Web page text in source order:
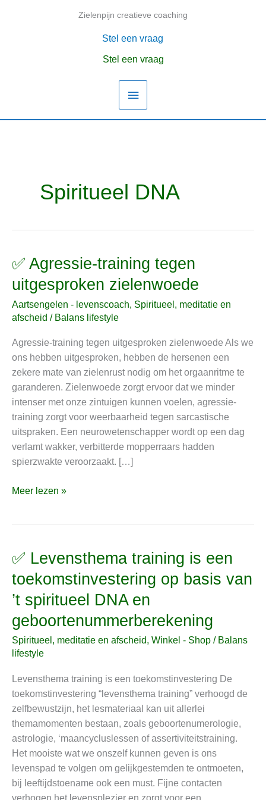
Zielenpijn creatieve coaching
Hoofdmenu
Stel een vraag
Stel een vraag
Spiritueel DNA
✅ Agressie-training tegen
uitgesproken zielenwoede
Aartsengelen - levenscoach, Spiritueel, meditatie en
afscheid / Balans lifestyle
Agressie-training tegen uitgesproken zielenwoede Als we
ons hebben uitgesproken, hebben de hersenen een
zekere mate van zielenrust nodig om het orgaanritme te
garanderen. Zielenwoede zorgt ervoor dat we minder
intenser met onze zintuigen kunnen voelen, agressie-
training zorgt voor weerbaarheid tegen sarcastische
uitspraken. Een neurowetenschapper wordt op een dag
verlamt wakker, verbitterde mopperraars hadden
spierzwakte veroorzaakt. […]
✅
Agressie-
training
tegen
uitgesproken
Meer lezen »
✅ Levensthema training is een
toekomstinvestering op basis van
’t spiritueel DNA en
geboortenummerberekening
Spiritueel, meditatie en afscheid, Winkel - Shop / Balans
lifestyle
Levensthema training is een toekomstinvestering De
toekomstinvestering “levensthema training” verhoogd de
zelfbewustzijn, het lesmateriaal kan uit allerlei
themamomenten bestaan, zoals geboortenumerologie,
astrologie, ‘maancycluslessen of assertiviteitstraining.
Het mooiste wat we onszelf kunnen geven is ons
levenspad te volgen om gelijkgestemden te ontmoeten,
bij leeftijdstoename ook een must. Fijne contacten
verhogen het levensplezier en zorgt voor een
✅
training
is
toekomstinvestering
op
basis
van
’t
spiritueel
DNA
geboortenummerberekening